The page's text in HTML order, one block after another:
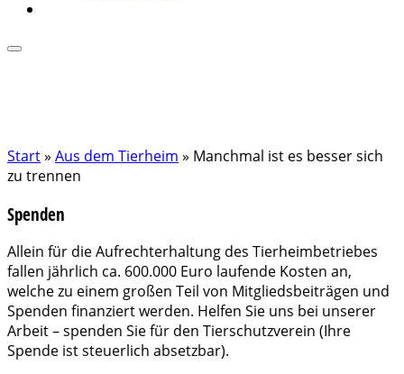
Start» Aus dem Tierheim » Manchmal ist es besser sich
zu trennen
Spenden
Allein für die Aufrechterhaltung des Tierheimbetriebes
fallen jährlich ca. 600.000 Euro laufende Kosten an,
welche zu einem großen Teil von Mitgliedsbeiträgen und
Spenden finanziert werden. Helfen Sie uns bei unserer
Arbeit – spenden Sie für den Tierschutzverein (Ihre
Spende ist steuerlich absetzbar).